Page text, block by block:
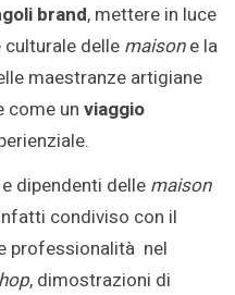
brand, mettere in luce
delle maisone la
maestranze artigiane
come un viaggio
dipendenti delle maison
condiviso con il
professionalità nel
, dimostrazioni di